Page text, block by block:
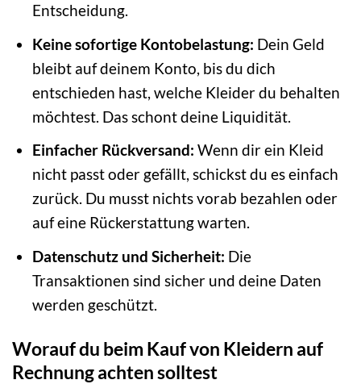
Entscheidung.
Keine sofortige Kontobelastung: Dein Geld
bleibt auf deinem Konto, bis du dich
entschieden hast, welche Kleider du behalten
möchtest. Das schont deine Liquidität.
Einfacher Rückversand: Wenn dir ein Kleid
nicht passt oder gefällt, schickst du es einfach
zurück. Du musst nichts vorab bezahlen oder
auf eine Rückerstattung warten.
Datenschutz und Sicherheit: Die
Transaktionen sind sicher und deine Daten
werden geschützt.
Worauf du beim Kauf von Kleidern auf
Rechnung achten solltest